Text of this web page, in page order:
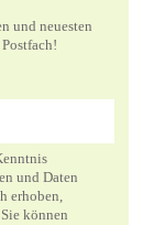
und neuesten
und Daten
erhoben,
können